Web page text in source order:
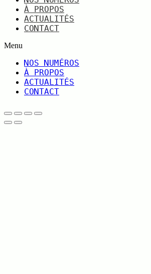
À PROPOS
ACTUALITÉS
CONTACT
Menu
NOS NUMÉROS
À PROPOS
ACTUALITÉS
CONTACT